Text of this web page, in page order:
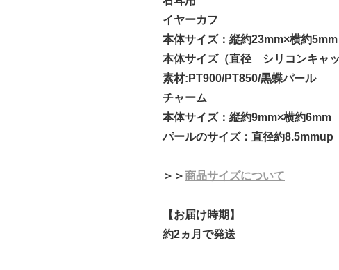
イヤーカフ
本体サイズ：縦約23mm×横約5mm
本体サイズ（直径 シリコンキャ
素材:PT900/PT850/黒蝶パール
チャーム
本体サイズ：縦約9mm×横約6mm
パールのサイズ：直径約8.5mmup
＞＞商品サイズについて
【お届け時期】
約2ヵ月で発送